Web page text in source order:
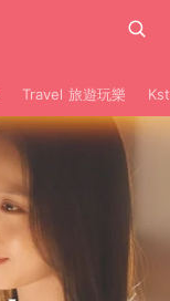
Travel 旅遊玩樂